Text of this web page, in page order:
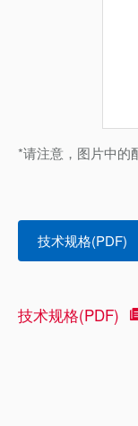
*请注意，图片中的
技术规格(PDF)
技术规格(PDF)